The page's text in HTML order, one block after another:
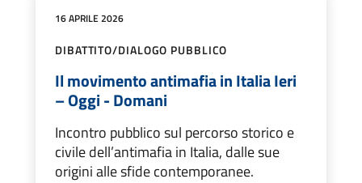
16 APRILE 2026
DIBATTITO/DIALOGO PUBBLICO
Il movimento antimafia in Italia Ieri
– Oggi - Domani
Incontro pubblico sul percorso storico e
civile dell’antimafia in Italia, dalle sue
origini alle sfide contemporanee.